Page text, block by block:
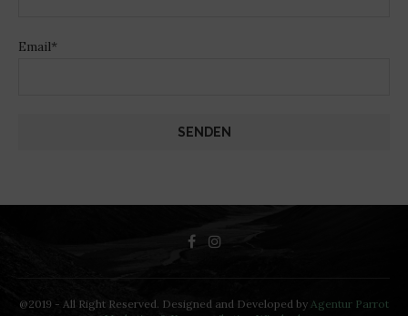
Email*
@2019 - All Right Reserved. Designed and Developed by Agentur Parrot